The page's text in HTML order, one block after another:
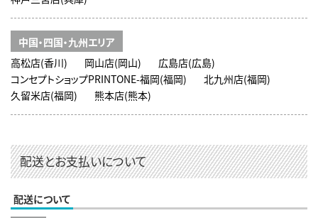
中国・四国・九州エリア
高松店(香川)
岡山店(岡山)
広島店(広島)
コンセプトショップPRINTONE-福岡(福岡)
北九州店(福岡)
久留米店(福岡)
熊本店(熊本)
配送とお支払いについて
配送について